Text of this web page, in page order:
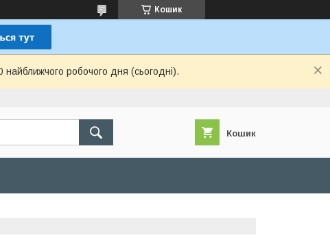
Кошик
робочого дня (сьогодні).
Кошик